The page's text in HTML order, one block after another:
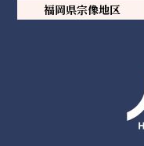
福岡県宗像地区